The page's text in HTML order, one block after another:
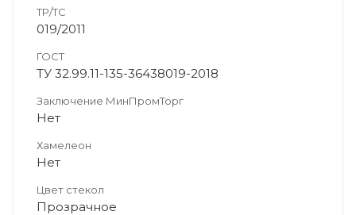
ТР/ТС
019/2011
ГОСТ
ТУ 32.99.11-135-36438019-2018
Заключение МинПромТорг
Нет
Хамелеон
Нет
Цвет стекол
Прозрачное